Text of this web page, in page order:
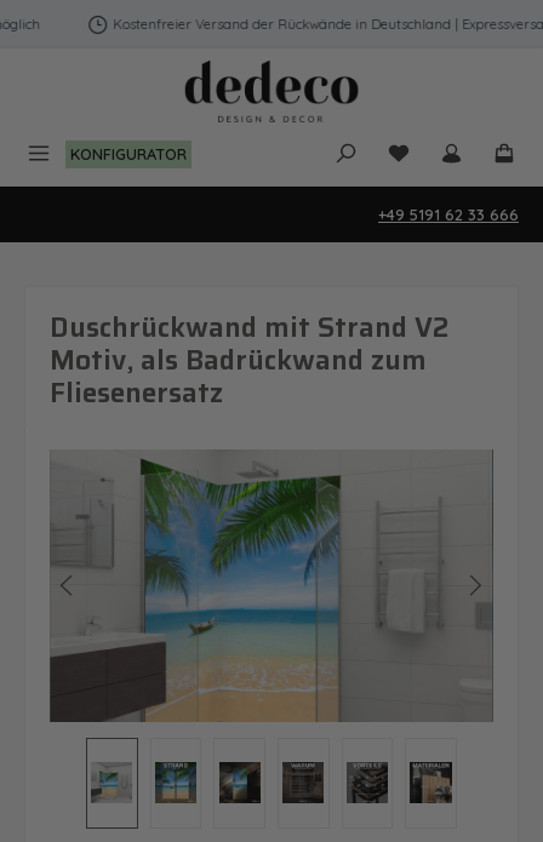
Zum Hauptinhalt springen
Kostenfreier Versand der Rückwände in Deutschland | Expressversand
KONFIGURATOR Du hast 0
+49 5191 62 33 666
Duschrückwand mit Strand V2
Motiv, als Badrückwand zum
Fliesenersatz
Bildergalerie überspringen